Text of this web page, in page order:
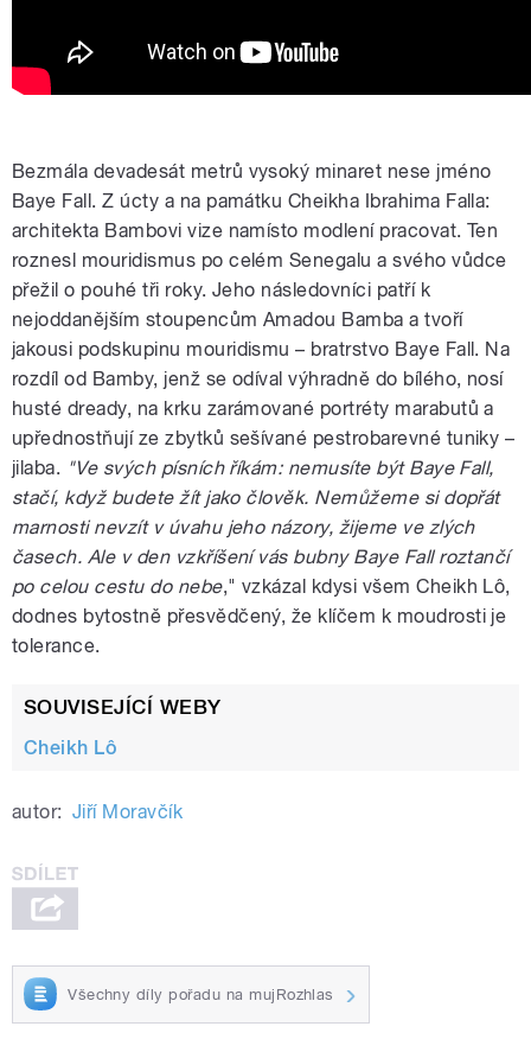
Bezmála devadesát metrů vysoký minaret nese jméno
Baye Fall. Z úcty a na památku Cheikha Ibrahima Falla:
architekta Bambovi vize namísto modlení pracovat. Ten
roznesl mouridismus po celém Senegalu a svého vůdce
přežil o pouhé tři roky. Jeho následovníci patří k
nejoddanějším stoupencům Amadou Bamba a tvoří
jakousi podskupinu mouridismu – bratrstvo Baye Fall. Na
rozdíl od Bamby, jenž se odíval výhradně do bílého, nosí
husté dready, na krku zarámované portréty marabutů a
upřednostňují ze zbytků sešívané pestrobarevné tuniky –
jilaba. "Ve svých písních říkám: nemusíte být Baye Fall,
stačí, když budete žít jako člověk. Nemůžeme si dopřát
marnosti nevzít v úvahu jeho názory, žijeme ve zlých
časech. Ale v den vzkříšení vás bubny Baye Fall roztančí
po celou cestu do nebe," vzkázal kdysi všem Cheikh Lô,
dodnes bytostně přesvědčený, že klíčem k moudrosti je
tolerance.
SOUVISEJÍCÍ WEBY
Cheikh Lô
autor: Jiří Moravčík
Všechny díly pořadu na mujRozhlas